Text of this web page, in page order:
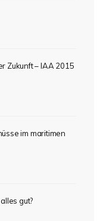
Zukunft – IAA 2015
im maritimen
gut?